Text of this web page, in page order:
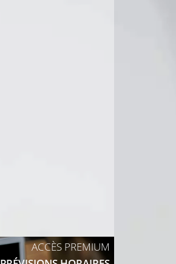
ACCÈS PREMIUM